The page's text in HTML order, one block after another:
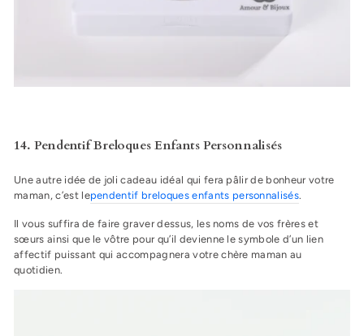
14. Pendentif Breloques Enfants Personnalisés
Une autre idée de joli cadeau idéal qui fera pâlir de bonheur votre
maman, c’est lependentif breloques enfants personnalisés.
Il vous suffira de faire graver dessus, les noms de vos frères et
sœurs ainsi que le vôtre pour qu’il devienne le symbole d’un lien
affectif puissant qui accompagnera votre chère maman au
quotidien.